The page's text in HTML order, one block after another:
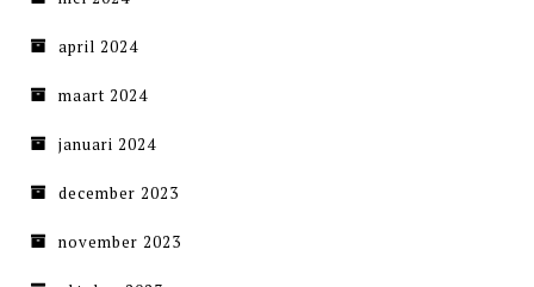
april 2024
maart 2024
januari 2024
december 2023
november 2023